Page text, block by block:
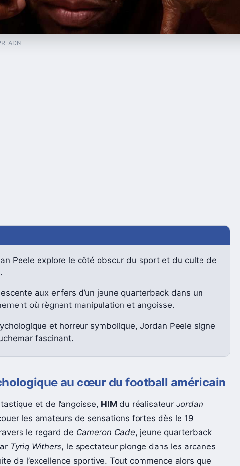
ADN
Peele explore le côté obscur du sport et du culte de
aux enfers d’un jeune quarterback dans un
où règnent manipulation et angoisse.
et horreur symbolique, Jordan Peele signe
fascinant.
au cœur du football américain
et de l’angoisse, HIM du réalisateur Jordan
les amateurs de sensations fortes dès le 19
le regard de Cameron Cade, jeune quarterback
Tyriq Withers, le spectateur plonge dans les arcanes
de l’excellence sportive. Tout commence alors que